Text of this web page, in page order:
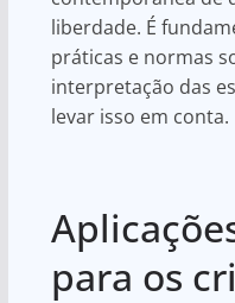
liberdade. É
práticas e normas
interpretação das
levar isso em conta.
para os